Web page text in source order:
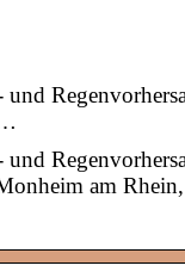
am Rhein,